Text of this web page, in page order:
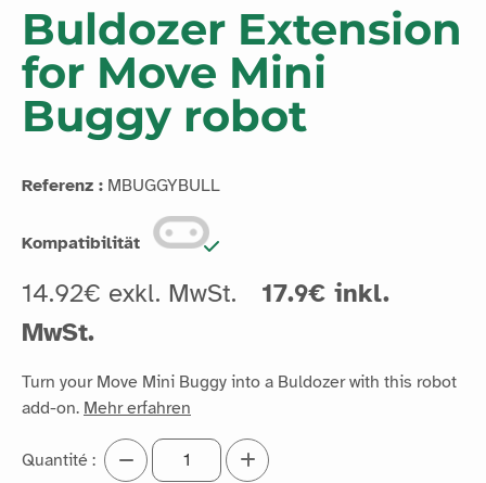
Buldozer Extension
for Move Mini
Buggy robot
Referenz : MBUGGYBULL
Kompatibilität
14.92€ exkl. MwSt.
17.9€ inkl.
MwSt.
Turn your Move Mini Buggy into a Buldozer with this robot
add-on. Mehr erfahren
Quantité :